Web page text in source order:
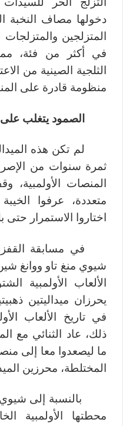
دخولها مصاف النخبة
المتزلجين
في أكثر من فئة،
الثلجية الصينية من
منظومة قادرة على
الصمود يتغلب
لم تكن هذه
ثمرة سنوات من
المنصات
متعددة، عرفوا
اختاروا الاستمرار حتى
في مسابقة
شيوي منغ تاو ووانغ
الألعاب الأولمبية
يحرزان ميداليتين
في تاريخ الألعاب
ذلك، عاد الثنائي مع
ما ليصعدوا معا إلى
المختلطة، محرزين
بالنسبة إلى
محطتها الأولمبية